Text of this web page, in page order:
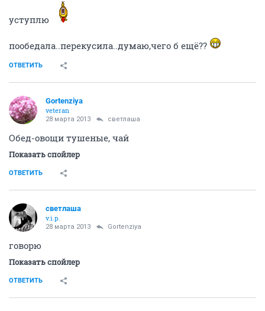
уступлю
пообедала..перекусила..думаю,чего б ещё??
ОТВЕТИТЬ
Gortenziya
veteran
28 марта 2013 светлаша
Обед-овощи тушеные, чай
Показать спойлер
ОТВЕТИТЬ
светлаша
v.i.p.
28 марта 2013 Gortenziya
говорю
Показать спойлер
ОТВЕТИТЬ